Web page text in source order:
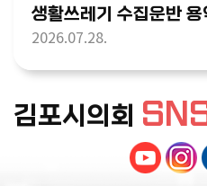
생활쓰레기 수집운반 용
2026.07.28.
김포시의회